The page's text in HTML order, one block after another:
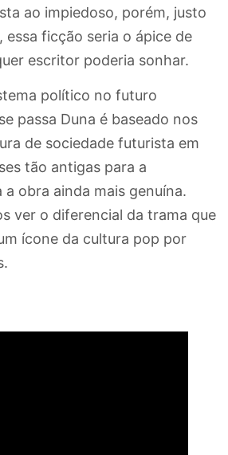
ao impiedoso, porém, justo
ficção seria o ápice de
escritor poderia sonhar.
político no futuro
passa Duna é baseado nos
de sociedade futurista em
tão antigas para a
obra ainda mais genuína.
ver o diferencial da trama que
ícone da cultura pop por